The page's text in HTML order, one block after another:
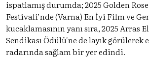
ispatlamış durumda; 2025 Golden
Festivali’nde (Varna) En İyi Film ve
kucaklamasının yanı sıra, 2025 Arras
Sendikası Ödülü'ne de layık
radarında sağlam bir yer edindi.